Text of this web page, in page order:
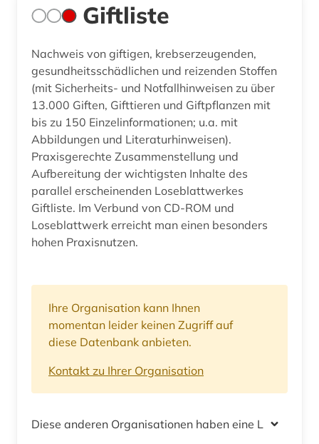
Giftliste
Nachweis von giftigen, krebserzeugenden,
gesundheitsschädlichen und reizenden Stoffen
(mit Sicherheits- und Notfallhinweisen zu über
13.000 Giften, Gifttieren und Giftpflanzen mit
bis zu 150 Einzelinformationen; u.a. mit
Abbildungen und Literaturhinweisen).
Praxisgerechte Zusammenstellung und
Aufbereitung der wichtigsten Inhalte des
parallel erscheinenden Loseblattwerkes
Giftliste. Im Verbund von CD-ROM und
Loseblattwerk erreicht man einen besonders
hohen Praxisnutzen.
Ihre Organisation kann Ihnen
momentan leider keinen Zugriff auf
diese Datenbank anbieten.
Kontakt zu Ihrer Organisation
Diese anderen Organisationen haben eine Lizenz